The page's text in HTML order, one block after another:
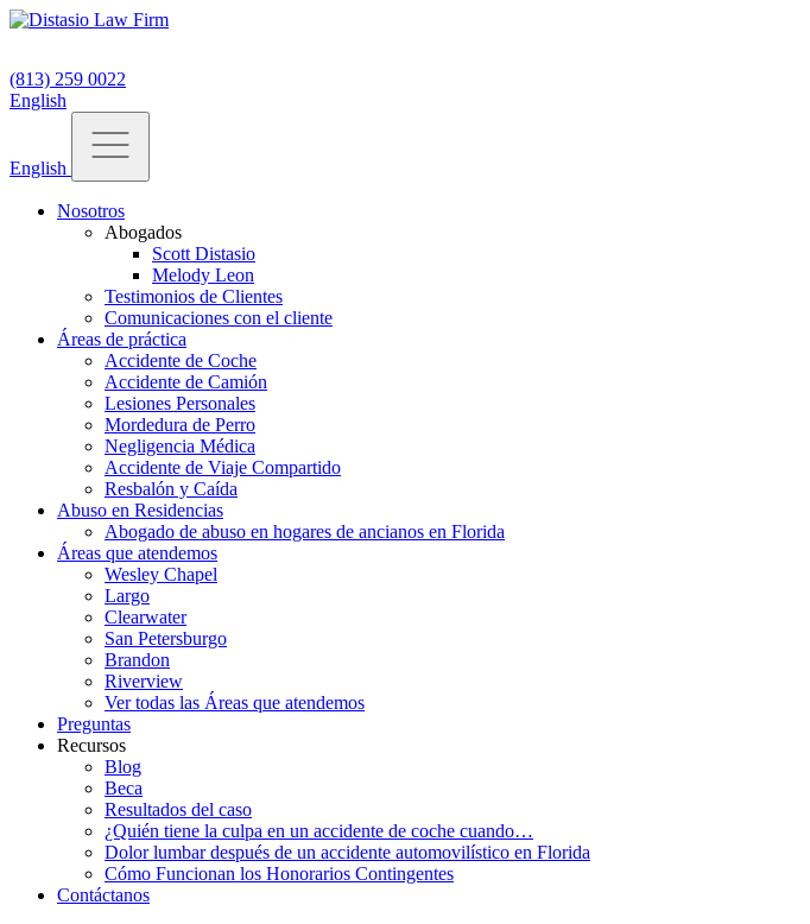
(813) 259 0022
English
English
Nosotros
Abogados
Scott Distasio
Melody Leon
Testimonios de Clientes
Comunicaciones con el cliente
Áreas de práctica
Accidente de Coche
Accidente de Camión
Lesiones Personales
Mordedura de Perro
Negligencia Médica
Accidente de Viaje Compartido
Resbalón y Caída
Abuso en Residencias
Abogado de abuso en hogares de ancianos en Florida
Áreas que atendemos
Wesley Chapel
Largo
Clearwater
San Petersburgo
Brandon
Riverview
Ver todas las Áreas que atendemos
Preguntas
Recursos
Blog
Beca
Resultados del caso
¿Quién tiene la culpa en un accidente de coche cuando…
Dolor lumbar después de un accidente automovilístico en Florida
Cómo Funcionan los Honorarios Contingentes
Contáctanos